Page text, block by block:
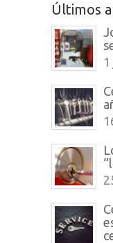
Últimos